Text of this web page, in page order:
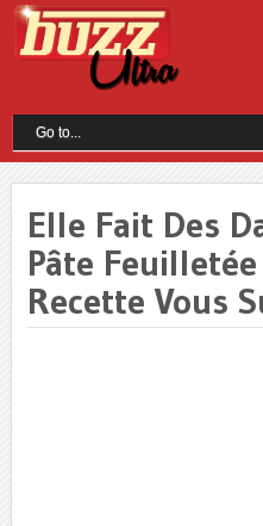
Elle Fait Des
Pâte
Recette Vous